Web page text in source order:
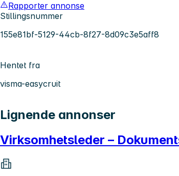
Rapporter annonse
Stillingsnummer
155e81bf-5129-44cb-8f27-8d09c3e5aff8
Hentet fra
visma-easycruit
Lignende annonser
Virksomhetsleder –